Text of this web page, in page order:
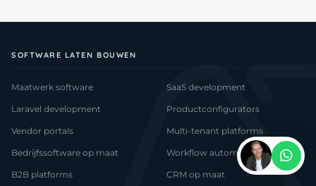
SOFTWARE LATEN BOUWEN
Maatwerk software
Laravel development
Vendor portals
Bedrijfssoftware op maat
B2B platforms
SaaS development
Productconfigurators
Multi-tenant platforms
Workflow automatisering
CRM op maat